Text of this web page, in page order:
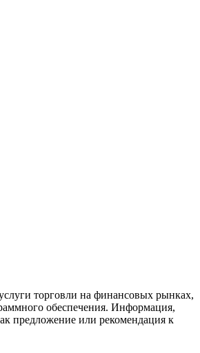
торговли на финансовых рынках,
обеспечения. Информация,
предложение или рекомендация к